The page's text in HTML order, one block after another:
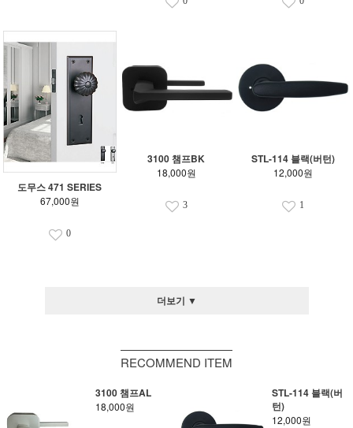
도무스 471 SERIES
67,000원
0
3100 챔프BK
18,000원
3
STL-114 블랙(버턴)
12,000원
1
더보기 ▼
RECOMMEND ITEM
3100 챔프AL
18,000원
STL-114 블랙(버
턴)
12,000원